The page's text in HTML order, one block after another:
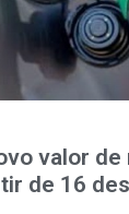
valor
de 16